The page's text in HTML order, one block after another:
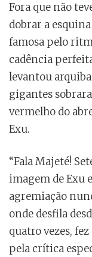
Fora que não
dobrar a
famosa pelo
cadência
levantou
gigantes
vermelho do
Exu.
“Fala Majeté!
imagem de Exu
agremiação
onde desfila
quatro vezes,
pela crítica